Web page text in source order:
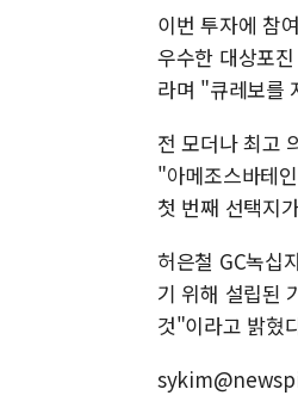
이번 투자에 참
우수한 대상포
라며 "큐레보를
전 모더나 최고
"아메조스바테
첫 번째 선택지
허은철 GC녹십
기 위해 설립된
것"이라고 밝혔